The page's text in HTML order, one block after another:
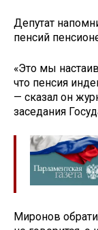
Депутат
пенсий
«Это мы
что пенсия
— сказал он
заседания
Миронов